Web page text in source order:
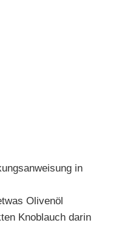
in
Olivenöl
Knoblauch darin